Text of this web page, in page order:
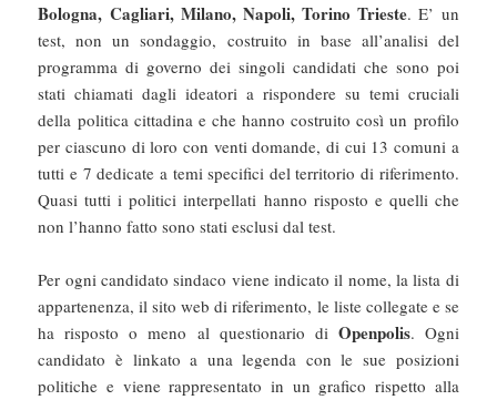
Bologna, Cagliari, Milano, Napoli, Torino Trieste. E’ un
test, non un sondaggio, costruito in base all’analisi del
programma di governo dei singoli candidati che sono poi
stati chiamati dagli ideatori a rispondere su temi cruciali
della politica cittadina e che hanno costruito così un profilo
per ciascuno di loro con venti domande, di cui 13 comuni a
tutti e 7 dedicate a temi specifici del territorio di riferimento.
Quasi tutti i politici interpellati hanno risposto e quelli che
non l’hanno fatto sono stati esclusi dal test.
Per ogni candidato sindaco viene indicato il nome, la lista di
appartenenza, il sito web di riferimento, le liste collegate e se
ha risposto o meno al questionario di Openpolis. Ogni
candidato è linkato a una legenda con le sue posizioni
politiche e viene rappresentato in un grafico rispetto alla